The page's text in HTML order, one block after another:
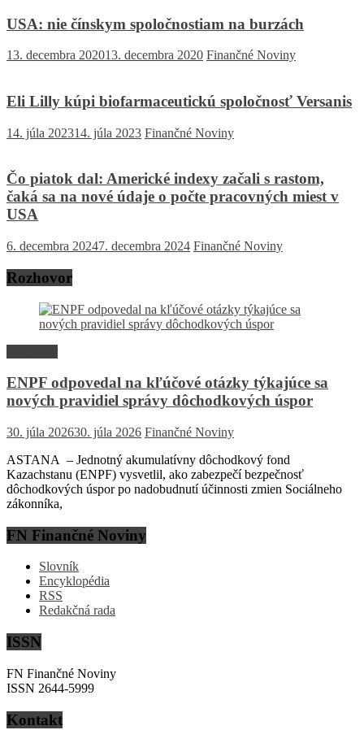
USA: nie čínskym spoločnostiam na burzách
13. decembra 202013. decembra 2020 Finančné Noviny
Eli Lilly kúpi biofarmaceutickú spoločnosť Versanis
14. júla 202314. júla 2023 Finančné Noviny
Čo piatok dal: Americké indexy začali s rastom,
čaká sa na nové údaje o počte pracovných miest v
USA
6. decembra 20247. decembra 2024 Finančné Noviny
Rozhovor
ENPF odpovedal na kľúčové otázky týkajúce sa
nových pravidiel správy dôchodkových úspor
30. júla 202630. júla 2026 Finančné Noviny
ASTANA – Jednotný akumulatívny dôchodkový fond
Kazachstanu (ENPF) vysvetlil, ako zabezpečí bezpečnosť
dôchodkových úspor po nadobudnutí účinnosti zmien Sociálneho
zákonníka,
FN Finančné Noviny
Slovník
Encyklopédia
RSS
Redakčná rada
ISSN
FN Finančné Noviny
ISSN 2644-5999
Kontakt